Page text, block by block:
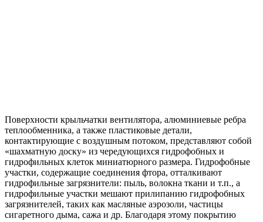
Поверхности крыльчатки вентилятора, алюминиевые ребра
теплообменника, а также пластиковые детали,
контактирующие с воздушным потоком, представляют собой
«шахматную доску» из чередующихся гидрофобных и
гидрофильных клеток миниатюрного размера. Гидрофобные
участки, содержащие соединения фтора, отталкивают
гидрофильные загрязнители: пыль, волокна ткани и т.п., а
гидрофильные участки мешают прилипанию гидрофобных
загрязнителей, таких как масляные аэрозоли, частицы
сигаретного дыма, сажа и др. Благодаря этому покрытию